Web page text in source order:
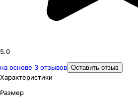
5.0
на основе 3 отзывов Оставить отзыв
Характеристики
Размер